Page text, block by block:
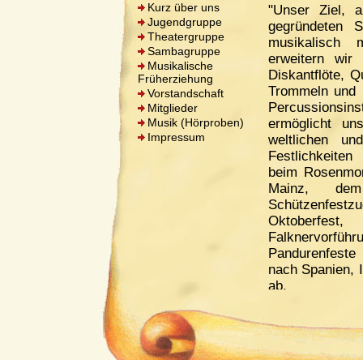
Kurz über uns
Jugendgruppe
Theatergruppe
Sambagruppe
Musikalische
Früherziehung
Vorstandschaft
Mitglieder
Musik (Hörproben)
Impressum
"Unser Ziel,
gegründeten
musikalisch
erweitern wir
Diskantflöte,
Trommeln
ermöglicht
weltlichen
Festlichkeiten
beim
Mainz,
nach Spanien,
ab.